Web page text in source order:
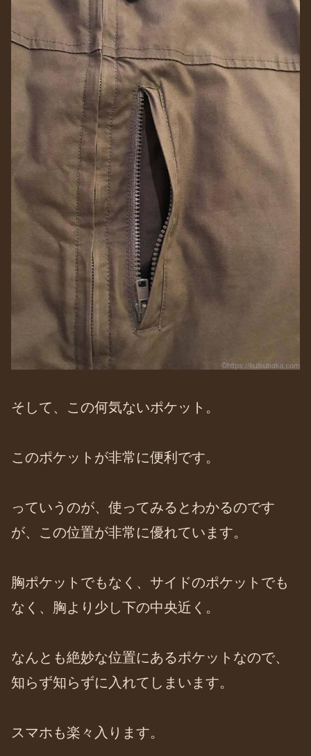
そして、この何気ないポケット。
このポケットが非常に便利です。
っていうのが、使ってみるとわかるのです
が、この位置が非常に優れています。
胸ポケットでもなく、サイドのポケットでも
なく、胸より少し下の中央近く。
なんとも絶妙な位置にあるポケットなので、
知らず知らずに入れてしまいます。
スマホも楽々入ります。